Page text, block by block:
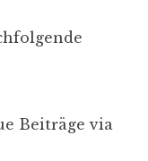
Beiträge via